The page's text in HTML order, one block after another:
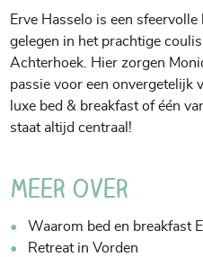
Erve Hasselo is een
gelegen in het prachtige
Achterhoek. Hier zorgen
passie voor een onvergetelijk
luxe bed & breakfast of één
staat altijd centraal!
Meer over
Waarom bed en breakfast
Retreat in Vorden